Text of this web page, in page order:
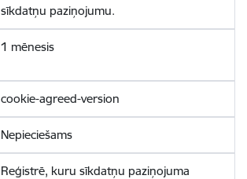
sīkdatņu paziņojumu.
1 mēnesis
cookie-agreed-version
Nepieciešams
Reģistrē, kuru sīkdatņu paziņojuma